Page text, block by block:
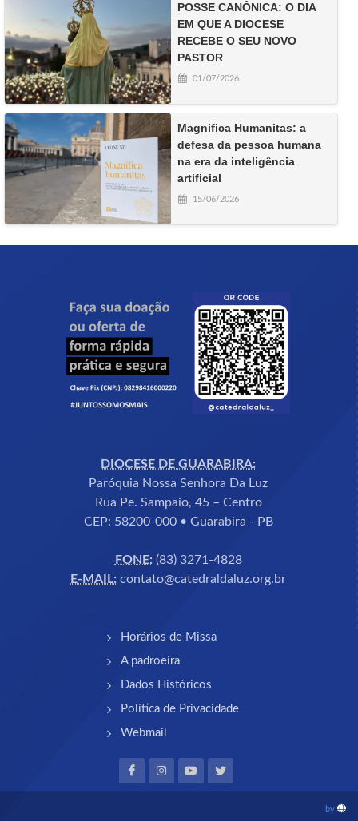
POSSE CANÔNICA: O DIA
EM QUE A DIOCESE
RECEBE O SEU NOVO
PASTOR
01/07/2026
Magnifica Humanitas: a
defesa da pessoa humana
na era da inteligência
artificial
15/06/2026
DIOCESE DE GUARABIRA:
Paróquia Nossa Senhora Da Luz
Rua Pe. Sampaio, 45 – Centro
CEP: 58200-000 • Guarabira - PB
FONE:(83) 3271-4828
E-MAIL: contato@catedraldaluz.org.br
Horários de Missa
A padroeira
Dados Históricos
Política de Privacidade
Webmail
by